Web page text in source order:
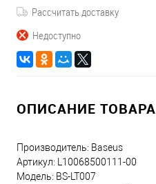
Рассчитать доставку
Недоступно
ОПИСАНИЕ ТОВАРА
Производитель: Baseus
Артикул: L10068500111-00
Модель: BS-LT007